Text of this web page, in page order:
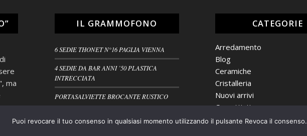
ma
IL GRAMMOFONO
6 SEDIE THONET N°16 PAGLIA VIENNA
4 SEDIE DA BAR ANNI ’50 PLASTICA
INTRECCIATA
PORTASALVIETTE BROCANTE RUSTICO
CATEGORIE
Arredamento
Blog
Ceramiche
Cristalleria
Nuovi arrivi
Oggettistica
Puoi revocare il tuo consenso in qualsiasi momento utilizzando il pulsante Revoca il consenso.